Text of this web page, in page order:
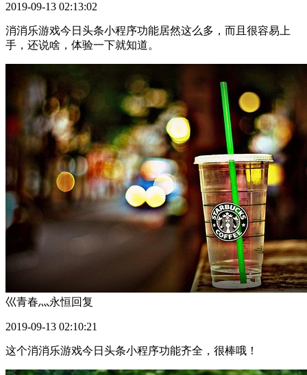
2019-09-13 02:13:02
消消乐游戏今日头条小程序功能居然这么多，而且很容易上
手，还说啥，体验一下就知道。
巛青春灬永恒回复
2019-09-13 02:10:21
这个消消乐游戏今日头条小程序功能齐全，很棒哦！